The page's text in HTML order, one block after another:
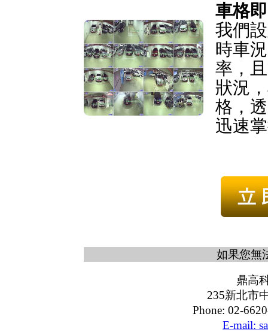
車格
我們
時車
率，
狀況
格，
迅速
如果您無
鼎高
235新北市
Phone: 02-
E-mail: